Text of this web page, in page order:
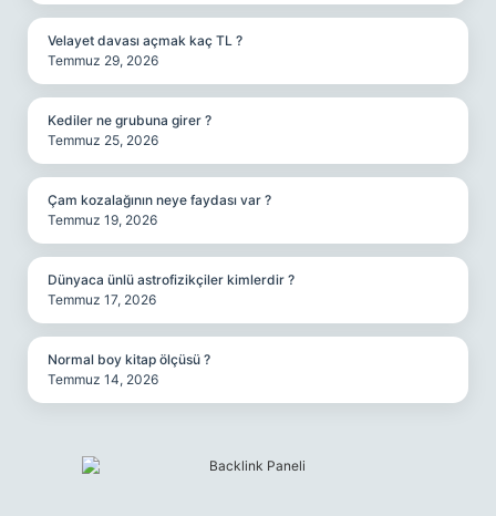
Velayet davası açmak kaç TL ?
Temmuz 29, 2026
Kediler ne grubuna girer ?
Temmuz 25, 2026
Çam kozalağının neye faydası var ?
Temmuz 19, 2026
Dünyaca ünlü astrofizikçiler kimlerdir ?
Temmuz 17, 2026
Normal boy kitap ölçüsü ?
Temmuz 14, 2026